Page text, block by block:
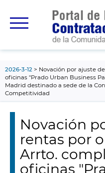
principal
2026-3-12
Novación por ajuste
oficinas "Prado Urban Business
Madrid destinado a sede de la
Competitividad
Novación
rentas por
Arrto.
oficinas